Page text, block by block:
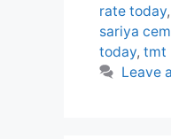
rate today,
sariya
today, tmt
Leave